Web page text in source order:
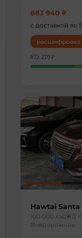
883 940 ₽
с доставкой во
872 210 ₽
Hawtai Santa
100 000 км2017 г
Внедорожник